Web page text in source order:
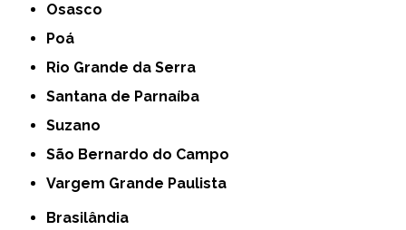
Osasco
Poá
Rio Grande da Serra
Santana de Parnaíba
Suzano
São Bernardo do Campo
Vargem Grande Paulista
Brasilândia